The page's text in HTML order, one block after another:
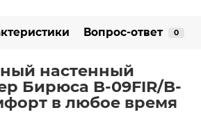
Вопрос-ответ 0
настенный
Бирюса B-09FIR/B-
в любое время